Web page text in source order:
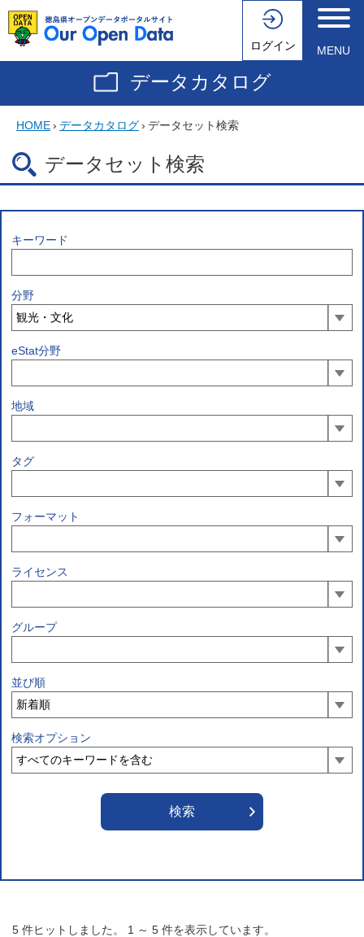
ログイン MENU
データカタログ
HOME› データカタログ› データセット検索
データセット検索
キーワード
分野
eStat分野
地域
タグ
フォーマット
ライセンス
グループ
並び順
検索オプション
5 件ヒットしました。 1 ～ 5 件を表示しています。